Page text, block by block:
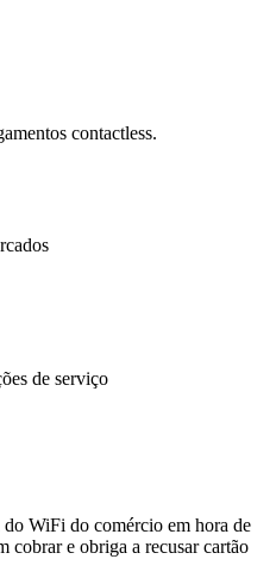
contactless.
de serviço
WiFi do comércio em hora de
cobrar e obriga a recusar cartão